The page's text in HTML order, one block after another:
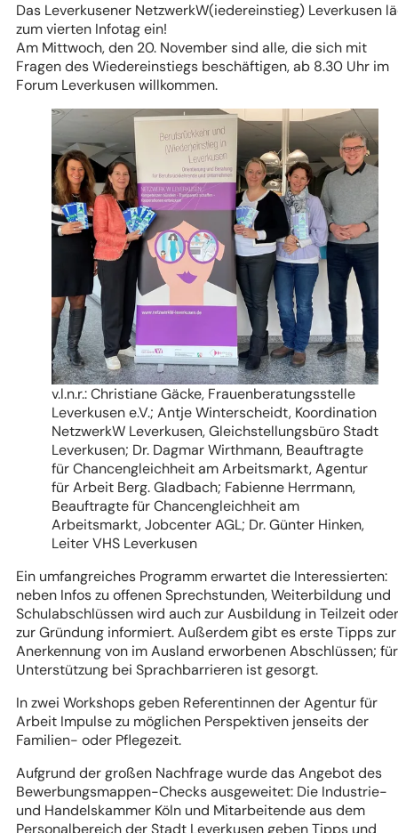
Das Leverkusener NetzwerkW(iedereinstieg) Leverkusen
zum vierten Infotag ein!
Am Mittwoch, den 20. November sind alle, die sich mit
Fragen des Wiedereinstiegs beschäftigen, ab 8.30 Uhr im
Forum Leverkusen willkommen.
v.l.n.r.: Christiane Gäcke, Frauenberatungsstelle
Leverkusen e.V.; Antje Winterscheidt, Koordination
NetzwerkW Leverkusen, Gleichstellungsbüro Stadt
Leverkusen; Dr. Dagmar Wirthmann, Beauftragte
für Chancengleichheit am Arbeitsmarkt, Agentur
für Arbeit Berg. Gladbach; Fabienne Herrmann,
Beauftragte für Chancengleichheit am
Arbeitsmarkt, Jobcenter AGL; Dr. Günter Hinken,
Leiter VHS Leverkusen
Ein umfangreiches Programm erwartet die Interessierten:
neben Infos zu offenen Sprechstunden, Weiterbildung und
Schulabschlüssen wird auch zur Ausbildung in Teilzeit oder
zur Gründung informiert. Außerdem gibt es erste Tipps zur
Anerkennung von im Ausland erworbenen Abschlüssen; für
Unterstützung bei Sprachbarrieren ist gesorgt.
In zwei Workshops geben Referentinnen der Agentur für
Arbeit Impulse zu möglichen Perspektiven jenseits der
Familien- oder Pflegezeit.
Aufgrund der großen Nachfrage wurde das Angebot des
Bewerbungsmappen-Checks ausgeweitet: Die Industrie-
und Handelskammer Köln und Mitarbeitende aus dem